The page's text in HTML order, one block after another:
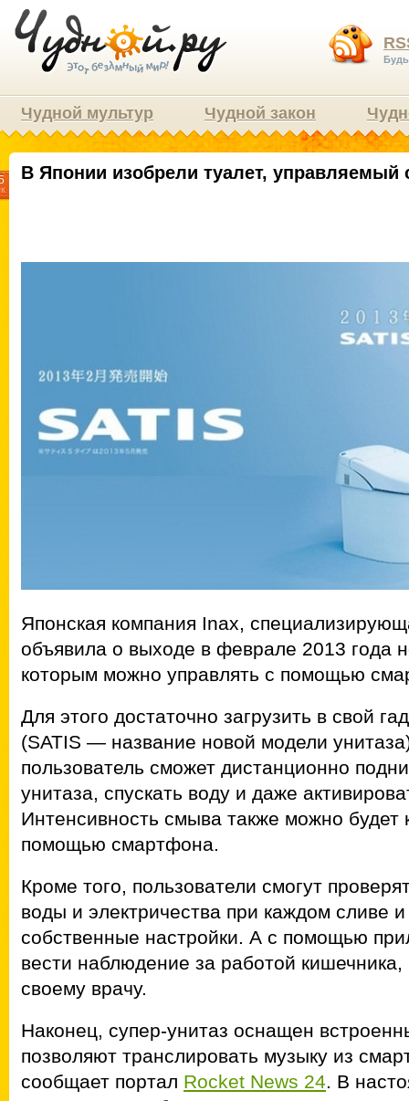
Чудной мультур Чудной закон
В Японии изобрели туалет,
Японская компания Inax,
объявила о выходе в феврале 2013 года
которым можно управлять с помощью
Для этого достаточно загрузить в свой
(SATIS — название новой модели
пользователь сможет дистанционно
унитаза, спускать воду и даже
Интенсивность смыва также можно будет
помощью смартфона.
Кроме того, пользователи смогут
воды и электричества при каждом сливе
собственные настройки. А с помощью
вести наблюдение за работой
своему врачу.
Наконец, супер-унитаз оснащен
позволяют транслировать музыку из
сообщает портал Rocket News 24. В